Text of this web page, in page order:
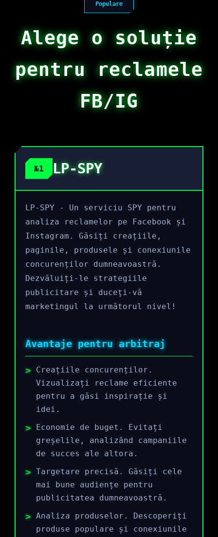
Populare
Alege o soluție
pentru reclamele
FB/IG
№1 LP-SPY
LP-SPY - Un serviciu SPY pentru
analiza reclamelor pe Facebook și
Instagram. Găsiți creațiile,
paginile, produsele și conexiunile
concurenților dumneavoastră.
Dezvăluiți-le strategiile
publicitare și duceți-vă
marketingul la următorul nivel!
Avantaje pentru arbitraj
Creațiile concurenților.
Vizualizați reclame eficiente
pentru a găsi inspirație și
idei.
Economie de buget. Evitați
greșelile, analizând campaniile
de succes ale altora.
Targetare precisă. Găsiți cele
mai bune audiențe pentru
publicitatea dumneavoastră.
Analiza produselor. Descoperiți
produse populare și conexiunile